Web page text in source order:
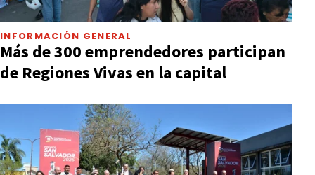
INFORMACIÓN GENERAL
Más de 300 emprendedores participan
de Regiones Vivas en la capital